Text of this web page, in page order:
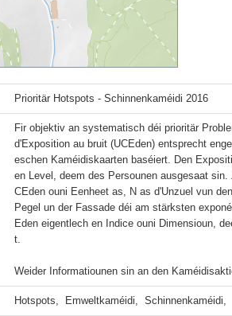
Prioritär Hotspots - Schinnenkaméidi 2016
Fir objektiv an systematisch déi prioritär
d'Exposition au bruit (UCEden) entsprecht
eschen Kaméidiskaarten baséiert. Den
en Level, deem des Persounen ausgesaat
CEden ouni Eenheet as, N as d'Unzuel vun
Pegel un der Fassade déi am stärksten
Eden eigentlech en Indice ouni Dimensioun,
t.
Weider Informatiounen sin an den
Hotspots,  Emweltkaméidi,  Schinnenkaméidi,